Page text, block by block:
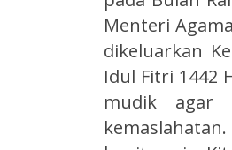
Menteri
dikeluarkan
Idul Fitri 1442
mudik agar